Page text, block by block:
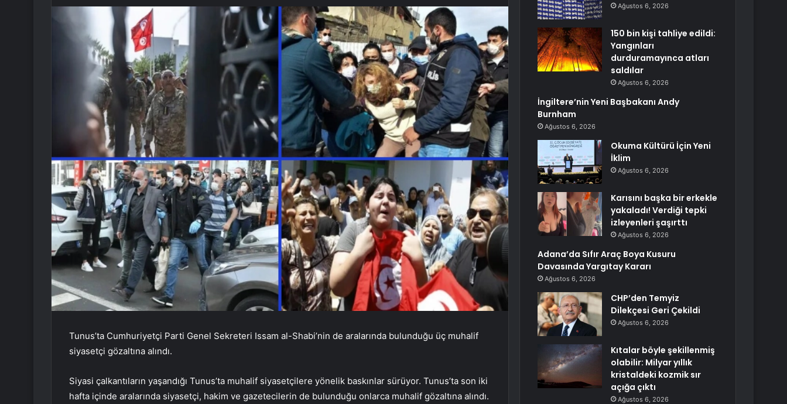
Tunus’ta Cumhuriyetçi Parti Genel Sekreteri Issam al-Shabi’nin de aralarında bulunduğu üç muhalif
siyasetçi gözaltına alındı.
Siyasi çalkantıların yaşandığı Tunus’ta muhalif siyasetçilere yönelik baskınlar sürüyor. Tunus’ta son iki
hafta içinde aralarında siyasetçi, hakim ve gazetecilerin de bulunduğu onlarca muhalif gözaltına alındı.
Ağustos 6, 2026
150 bin kişi tahliye edildi:
Yangınları
durduramayınca atları
saldılar
Ağustos 6, 2026
İngiltere’nin Yeni Başbakanı Andy
Burnham
Ağustos 6, 2026
Okuma Kültürü İçin Yeni
İklim
Ağustos 6, 2026
Karısını başka bir erkekle
yakaladı! Verdiği tepki
izleyenleri şaşırttı
Ağustos 6, 2026
Adana’da Sıfır Araç Boya Kusuru
Davasında Yargıtay Kararı
Ağustos 6, 2026
CHP’den Temyiz
Dilekçesi Geri Çekildi
Ağustos 6, 2026
Kıtalar böyle şekillenmiş
olabilir: Milyar yıllık
kristaldeki kozmik sır
açığa çıktı
Ağustos 6, 2026